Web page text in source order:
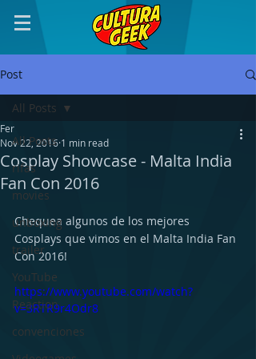
Post
All Posts
rifas
movies
unboxing
trailer
YouTube
Reaction
convenciones
All Posts
Cosplay Showcase - Malta India
Fan Con 2016
Fer
Nov 22, 2016 1 min read
Chequea algunos de los mejores
Cosplays que vimos en el Malta India Fan
Con 2016!
https://www.youtube.com/watch?
v=3RTR9r4Odr8